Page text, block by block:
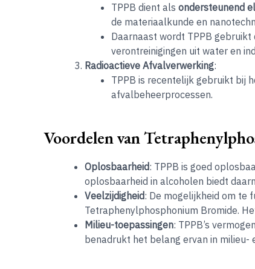
TPPB dient als ondersteunend
de materiaalkunde en
Daarnaast wordt TPPB gebruikt
verontreinigingen uit water en
Radioactieve Afvalverwerking:
TPPB is recentelijk gebruikt bij
afvalbeheerprocessen.
Voordelen van
Oplosbaarheid: TPPB is goed
oplosbaarheid in alcoholen biedt
Veelzijdigheid: De mogelijkheid om te
Tetraphenylphosphonium Bromide.
Milieu-toepassingen: TPPB’s
benadrukt het belang ervan in milieu-